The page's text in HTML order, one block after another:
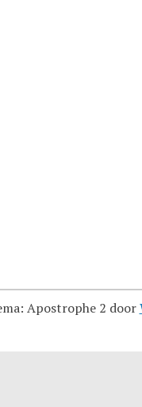
Apostrophe 2 door